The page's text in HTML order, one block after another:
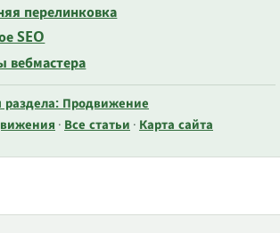
перелинковка
SEO
вебмастера
раздела: Продвижение
· Все статьи · Карта сайта